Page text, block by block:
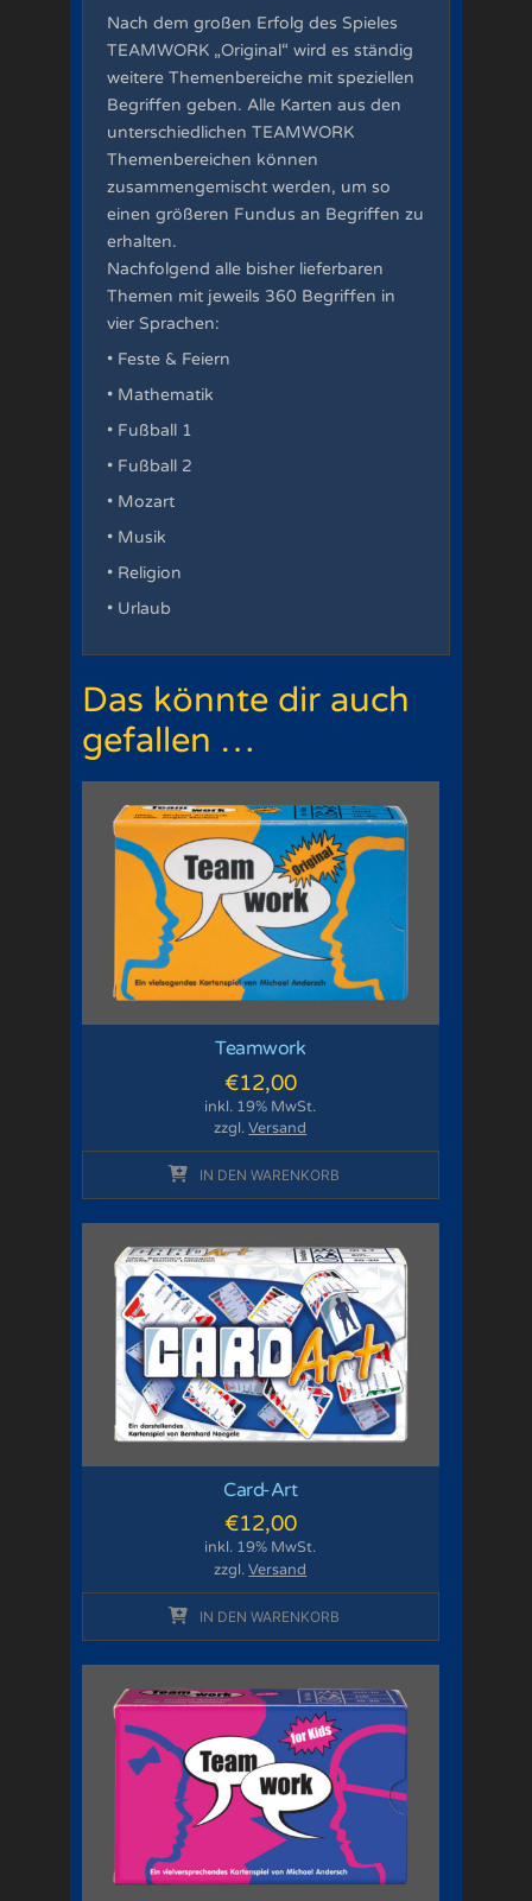
Nach dem großen Erfolg des Spieles
TEAMWORK „Original“ wird es ständig
weitere Themenbereiche mit speziellen
Begriffen geben. Alle Karten aus den
unterschiedlichen TEAMWORK
Themenbereichen können
zusammengemischt werden, um so
einen größeren Fundus an Begriffen zu
erhalten.
Nachfolgend alle bisher lieferbaren
Themen mit jeweils 360 Begriffen in
vier Sprachen:
• Feste & Feiern
• Mathematik
• Fußball 1
• Fußball 2
• Mozart
• Musik
• Religion
• Urlaub
Das könnte dir auch
gefallen …
Teamwork
€12,00
inkl. 19% MwSt.
zzgl.Versand
IN DEN WARENKORB
Card-Art
€12,00
inkl. 19% MwSt.
zzgl.Versand
IN DEN WARENKORB